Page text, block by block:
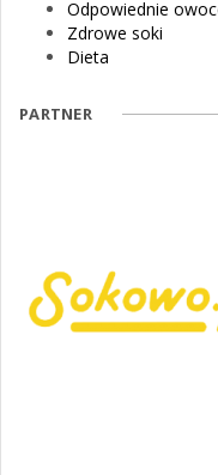
Odpowiednie
Zdrowe soki
Dieta
PARTNER